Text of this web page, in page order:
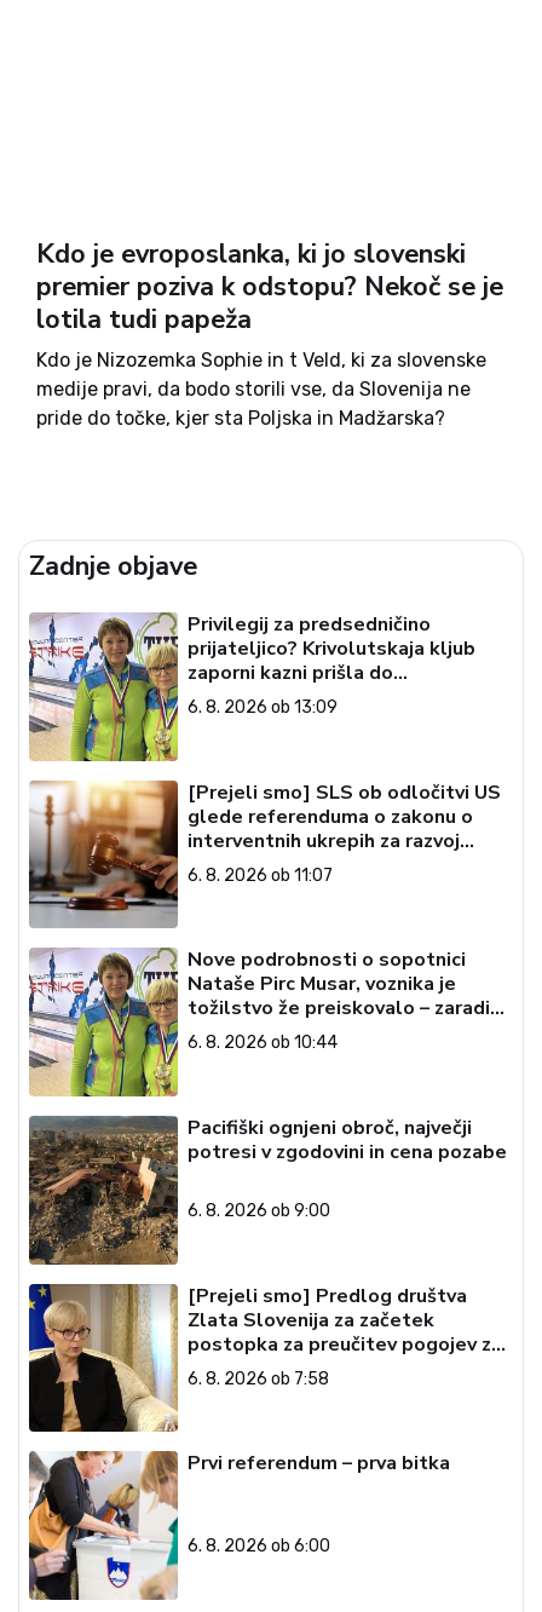
Kdo je evroposlanka, ki jo slovenski
premier poziva k odstopu? Nekoč se je
lotila tudi papeža
Kdo je Nizozemka Sophie in t Veld, ki za slovenske
medije pravi, da bodo storili vse, da Slovenija ne
pride do točke, kjer sta Poljska in Madžarska?
Zadnje objave
Privilegij za predsedničino
prijateljico? Krivolutskaja kljub
zaporni kazni prišla do
državljanstva
6. 8. 2026 ob 13:09
[Prejeli smo] SLS ob odločitvi US
glede referenduma o zakonu o
interventnih ukrepih za razvoj
Slovenije
6. 8. 2026 ob 11:07
Nove podrobnosti o sopotnici
Nataše Pirc Musar, voznika je
tožilstvo že preiskovalo – zaradi
trgovine z drogami
6. 8. 2026 ob 10:44
Pacifiški ognjeni obroč, največji
potresi v zgodovini in cena pozabe
6. 8. 2026 ob 9:00
[Prejeli smo] Predlog društva
Zlata Slovenija za začetek
postopka za preučitev pogojev za
ustavno obtožbo predsednice
Republike Slovenije
6. 8. 2026 ob 7:58
Prvi referendum – prva bitka
6. 8. 2026 ob 6:00